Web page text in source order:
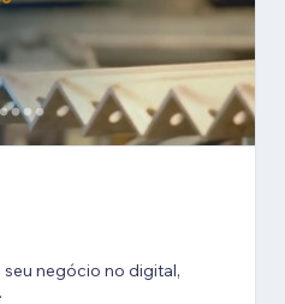
negócio no digital,